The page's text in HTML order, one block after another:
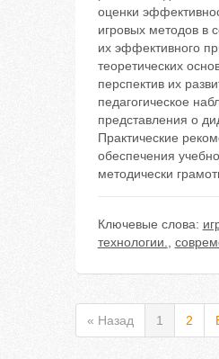
оценки
игровых методов в
их эффективного
теоретических
перспектив их
педагогическое
представления о
Практические
обеспечения
методически
Ключевые слова:
технологии.
« Назад 1 2